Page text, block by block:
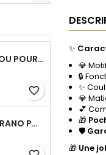
CHARM BIJOU POUR BRACELET COLLECTION HARRY
favorite_border
CHARM MURANO POUR BRACELET SÉPARATEUR FLEUR COEUR TRANSPARENT
✨
💎
🔒
✨
💎
💕
🎁
🛡️
🎁 Une